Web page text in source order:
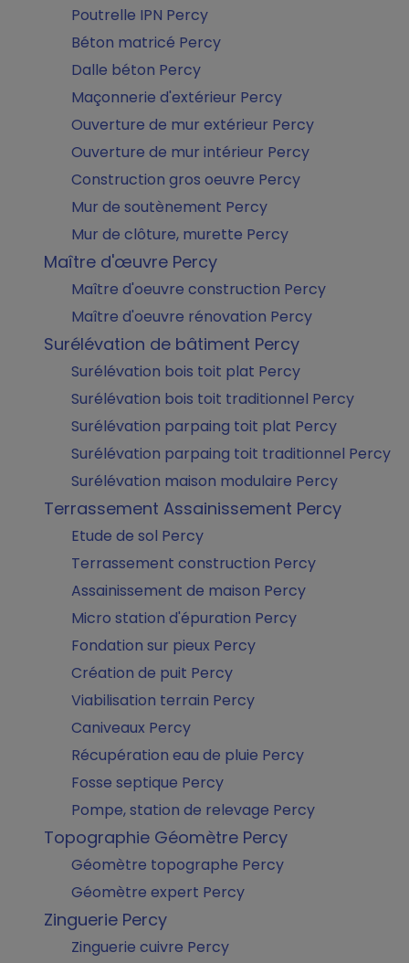
Poutrelle IPN Percy
Béton matricé Percy
Dalle béton Percy
Maçonnerie d'extérieur Percy
Ouverture de mur extérieur Percy
Ouverture de mur intérieur Percy
Construction gros oeuvre Percy
Mur de soutènement Percy
Mur de clôture, murette Percy
Maître d'œuvre Percy
Maître d'oeuvre construction Percy
Maître d'oeuvre rénovation Percy
Surélévation de bâtiment Percy
Surélévation bois toit plat Percy
Surélévation bois toit traditionnel Percy
Surélévation parpaing toit plat Percy
Surélévation parpaing toit traditionnel Percy
Surélévation maison modulaire Percy
Terrassement Assainissement Percy
Etude de sol Percy
Terrassement construction Percy
Assainissement de maison Percy
Micro station d'épuration Percy
Fondation sur pieux Percy
Création de puit Percy
Viabilisation terrain Percy
Caniveaux Percy
Récupération eau de pluie Percy
Fosse septique Percy
Pompe, station de relevage Percy
Topographie Géomètre Percy
Géomètre topographe Percy
Géomètre expert Percy
Zinguerie Percy
Zinguerie cuivre Percy